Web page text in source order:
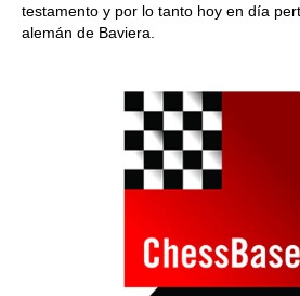
testamento y por lo tanto hoy en día
alemán de Baviera.